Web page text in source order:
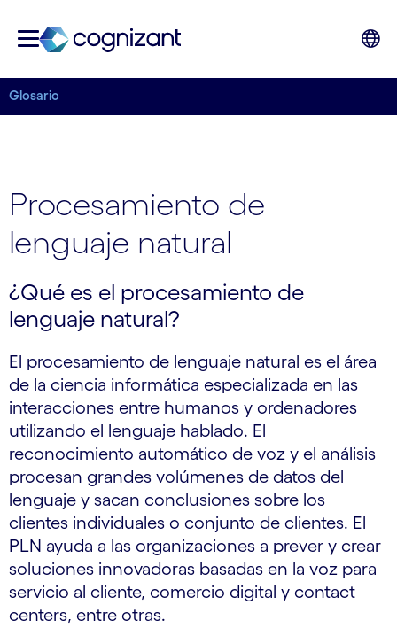
Glosario
Procesamiento de
lenguaje natural
¿Qué es el procesamiento de
lenguaje natural?
El procesamiento de lenguaje natural es el área
de la ciencia informática especializada en las
interacciones entre humanos y ordenadores
utilizando el lenguaje hablado. El
reconocimiento automático de voz y el análisis
procesan grandes volúmenes de datos del
lenguaje y sacan conclusiones sobre los
clientes individuales o conjunto de clientes. El
PLN ayuda a las organizaciones a prever y crear
soluciones innovadoras basadas en la voz para
servicio al cliente, comercio digital y contact
centers, entre otras.